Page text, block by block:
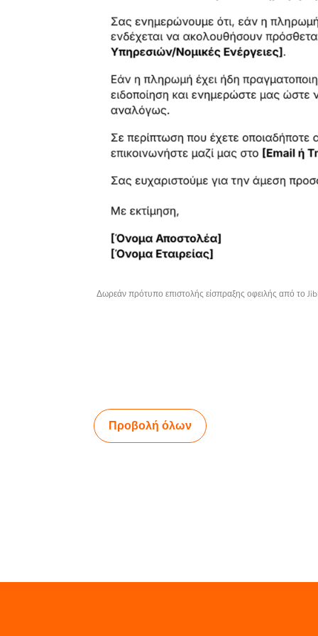
Δωρεάν πρότυπο επιστολής είσπραξης οφειλής από το
Προβολή όλων